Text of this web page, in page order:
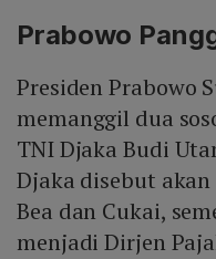
Prabowo
Presiden Prabowo
memanggil dua
TNI Djaka Budi
Djaka disebut
Bea dan Cukai,
menjadi Dirjen